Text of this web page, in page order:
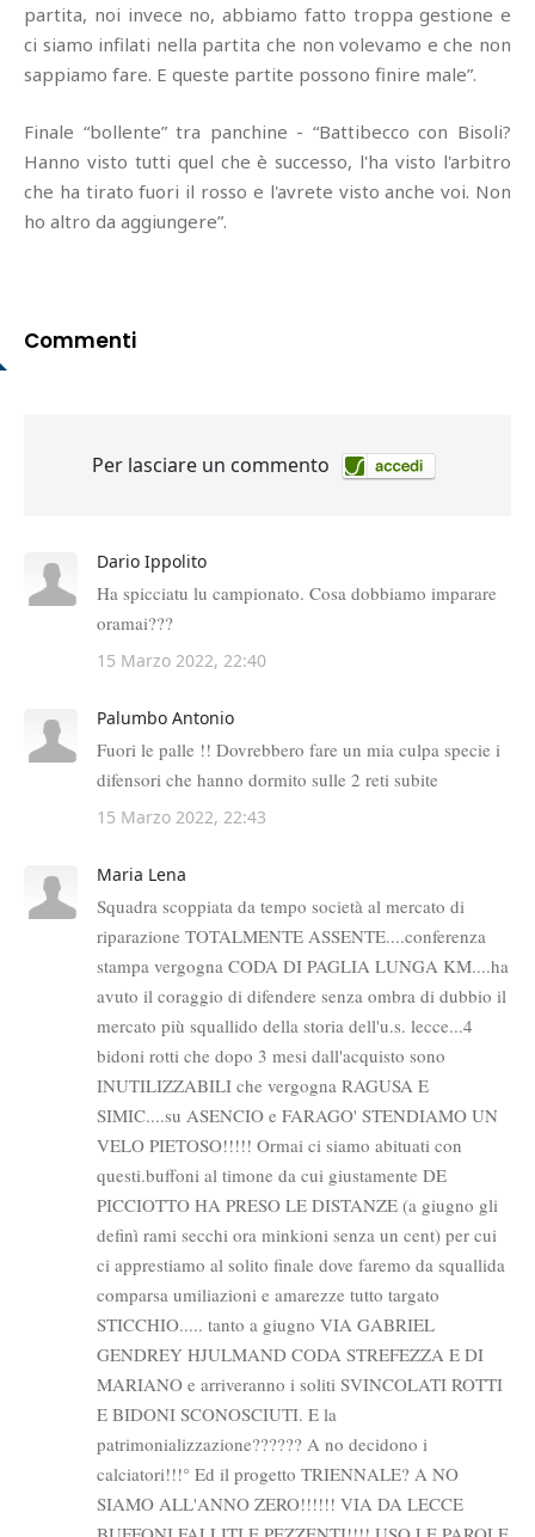
partita, noi invece no, abbiamo fatto troppa gestione e
ci siamo infilati nella partita che non volevamo e che non
sappiamo fare. E queste partite possono finire male”.
Finale “bollente” tra panchine - “Battibecco con Bisoli?
Hanno visto tutti quel che è successo, l'ha visto l'arbitro
che ha tirato fuori il rosso e l'avrete visto anche voi. Non
ho altro da aggiungere”.
Commenti